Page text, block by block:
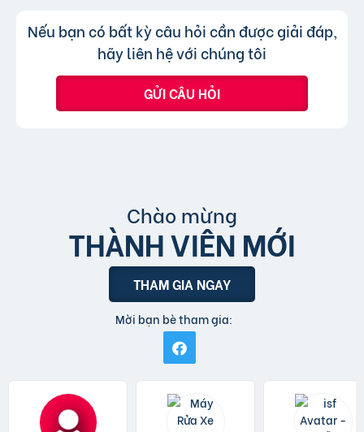
bài đăng.
Trả lời:
Không, trang web chỉ chấp nhận các
tin đăng sử dụng tiếng Việt có dấu.
Nếu bạn có bất kỳ câu hỏi cần được giải đáp,
hãy liên hệ với chúng tôi
GỬI CÂU HỎI
Chào mừng
THÀNH VIÊN MỚI
THAM GIA NGAY
Mời bạn bè tham gia: